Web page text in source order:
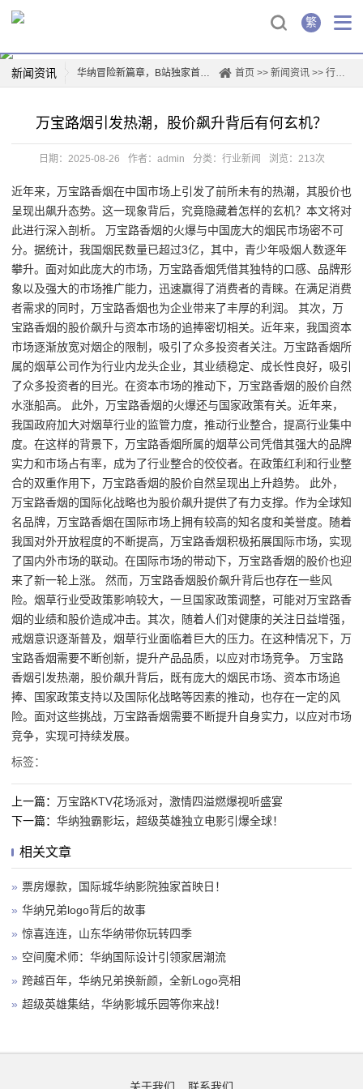
繁
新闻资讯 华纳冒险新篇章，B站独家首映！
创新驱动，华纳新材上市再掀行业热潮
薛凯琪华纳解约，背后真相曝光！
一票难求！博格华纳电影盛宴即将开演
惊喜连连，山东华纳带你玩转四季
票房爆款，国际城华纳影院独家首映日！
首页 >>新闻资讯 >>行业新闻
万宝路烟引发热潮，股价飙升背后有何玄机？
日期：2025-08-26 作者：admin 分类： 行业新闻 浏览：213次
近年来，万宝路香烟在中国市场上引发了前所未有的热潮，其股价也
呈现出飙升态势。这一现象背后，究竟隐藏着怎样的玄机？本文将对
此进行深入剖析。 万宝路香烟的火爆与中国庞大的烟民市场密不可
分。据统计，我国烟民数量已超过3亿，其中，青少年吸烟人数逐年
攀升。面对如此庞大的市场，万宝路香烟凭借其独特的口感、品牌形
象以及强大的市场推广能力，迅速赢得了消费者的青睐。在满足消费
者需求的同时，万宝路香烟也为企业带来了丰厚的利润。 其次，万
宝路香烟的股价飙升与资本市场的追捧密切相关。近年来，我国资本
市场逐渐放宽对烟企的限制，吸引了众多投资者关注。万宝路香烟所
属的烟草公司作为行业内龙头企业，其业绩稳定、成长性良好，吸引
了众多投资者的目光。在资本市场的推动下，万宝路香烟的股价自然
水涨船高。 此外，万宝路香烟的火爆还与国家政策有关。近年来，
我国政府加大对烟草行业的监管力度，推动行业整合，提高行业集中
度。在这样的背景下，万宝路香烟所属的烟草公司凭借其强大的品牌
实力和市场占有率，成为了行业整合的佼佼者。在政策红利和行业整
合的双重作用下，万宝路香烟的股价自然呈现出上升趋势。 此外，
万宝路香烟的国际化战略也为股价飙升提供了有力支撑。作为全球知
名品牌，万宝路香烟在国际市场上拥有较高的知名度和美誉度。随着
我国对外开放程度的不断提高，万宝路香烟积极拓展国际市场，实现
了国内外市场的联动。在国际市场的带动下，万宝路香烟的股价也迎
来了新一轮上涨。 然而，万宝路香烟股价飙升背后也存在一些风
险。烟草行业受政策影响较大，一旦国家政策调整，可能对万宝路香
烟的业绩和股价造成冲击。其次，随着人们对健康的关注日益增强，
戒烟意识逐渐普及，烟草行业面临着巨大的压力。在这种情况下，万
宝路香烟需要不断创新，提升产品品质，以应对市场竞争。 万宝路
香烟引发热潮，股价飙升背后，既有庞大的烟民市场、资本市场追
捧、国家政策支持以及国际化战略等因素的推动，也存在一定的风
险。面对这些挑战，万宝路香烟需要不断提升自身实力，以应对市场
竞争，实现可持续发展。
标签：
上一篇： 万宝路KTV花场派对，激情四溢燃爆视听盛宴
下一篇： 华纳独霸影坛，超级英雄独立电影引爆全球！
相关文章
» 票房爆款，国际城华纳影院独家首映日！
» 华纳兄弟logo背后的故事
» 惊喜连连，山东华纳带你玩转四季
» 空间魔术师：华纳国际设计引领家居潮流
» 跨越百年，华纳兄弟换新颜，全新Logo亮相
» 超级英雄集结，华纳影城乐园等你来战！